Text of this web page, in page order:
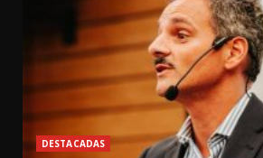
DESTACADAS